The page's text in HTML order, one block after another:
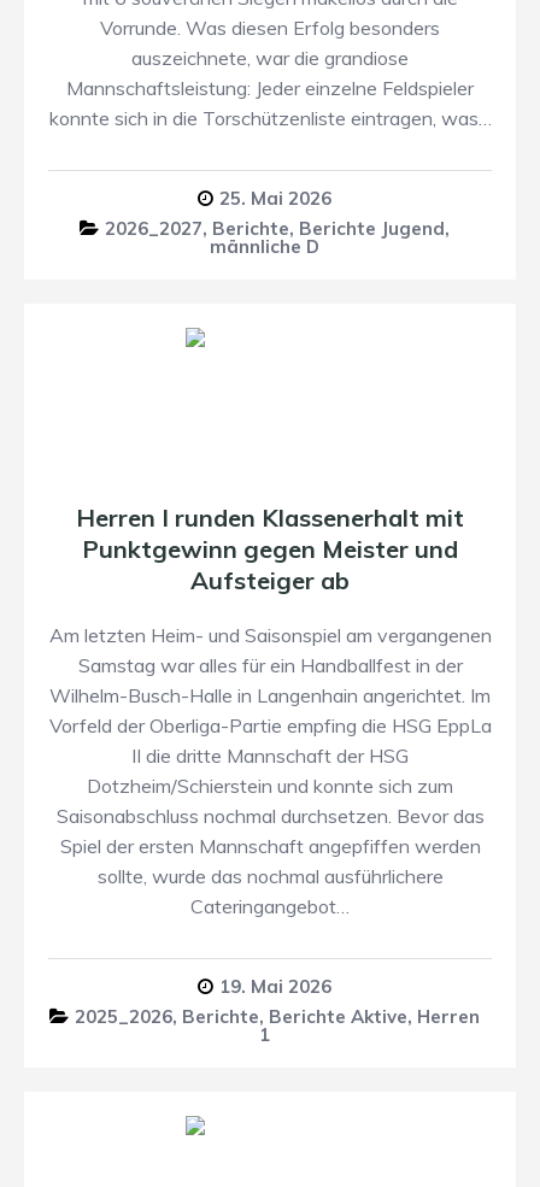
Vorrunde. ​Was diesen Erfolg besonders
auszeichnete, war die grandiose
Mannschaftsleistung: Jeder einzelne Feldspieler
konnte sich in die Torschützenliste eintragen, was…
25. Mai 2026
2026_2027, Berichte, Berichte Jugend,
männliche D
Herren I runden Klassenerhalt mit
Punktgewinn gegen Meister und
Aufsteiger ab
Am letzten Heim- und Saisonspiel am vergangenen
Samstag war alles für ein Handballfest in der
Wilhelm-Busch-Halle in Langenhain angerichtet. Im
Vorfeld der Oberliga-Partie empfing die HSG EppLa
II die dritte Mannschaft der HSG
Dotzheim/Schierstein und konnte sich zum
Saisonabschluss nochmal durchsetzen. Bevor das
Spiel der ersten Mannschaft angepfiffen werden
sollte, wurde das nochmal ausführlichere
Cateringangebot…
19. Mai 2026
2025_2026, Berichte, Berichte Aktive, Herren
1